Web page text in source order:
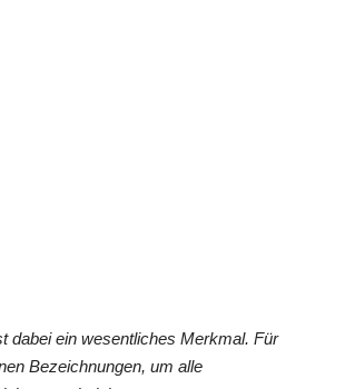
dabei ein wesentliches Merkmal. Für
Bezeichnungen, um alle